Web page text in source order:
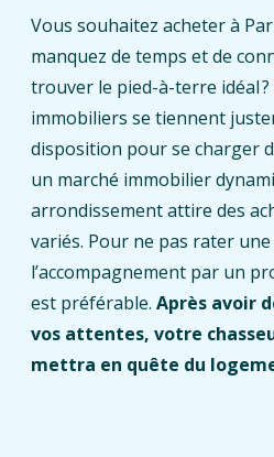
Vous souhaitez acheter à
manquez de temps et de
trouver le pied-à-terre idéal
immobiliers se tiennent
disposition pour se charger
un marché immobilier
arrondissement attire des
variés. Pour ne pas rater
l’accompagnement par un
est préférable.Après avoir
vos attentes, votre
mettra en quête du